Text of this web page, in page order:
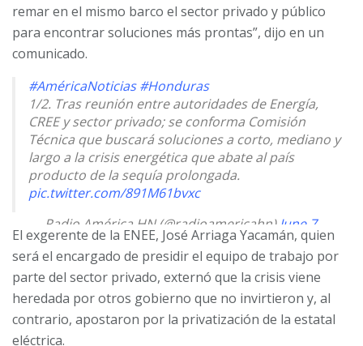
remar en el mismo barco el sector privado y público
para encontrar soluciones más prontas”, dijo en un
comunicado.
#AméricaNoticias #Honduras
1/2. Tras reunión entre autoridades de Energía,
CREE y sector privado; se conforma Comisión
Técnica que buscará soluciones a corto, mediano y
largo a la crisis energética que abate al país
producto de la sequía prolongada.
pic.twitter.com/891M61bvxc
— Radio América HN (@radioamericahn) June 7,
2023
El exgerente de la ENEE, José Arriaga Yacamán, quien
será el encargado de presidir el equipo de trabajo por
parte del sector privado, externó que la crisis viene
heredada por otros gobierno que no invirtieron y, al
contrario, apostaron por la privatización de la estatal
eléctrica.